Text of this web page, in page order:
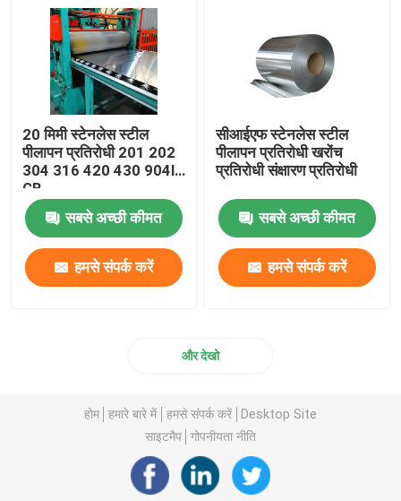
20 मिमी स्टेनलेस स्टील
पीलापन प्रतिरोधी 201 202
304 316 420 430 904l
GB
सबसे अच्छी कीमत
हमसे संपर्क करें
सीआईएफ स्टेनलेस स्टील
पीलापन प्रतिरोधी खरोंच
प्रतिरोधी संक्षारण प्रतिरोधी
सबसे अच्छी कीमत
हमसे संपर्क करें
और देखो
होम हमारे बारे में हमसे संपर्क करें
Desktop Site
साइटमैप
गोपनीयता नीति